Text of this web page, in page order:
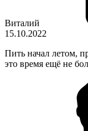
Виталий
15.10.2022
Пить начал летом,
это время ещё не